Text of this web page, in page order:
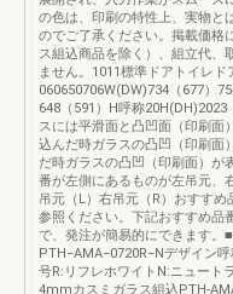
の色は、印刷の特性上、実物と
のでご了承ください。掲載価格
ス組込商品を除く）、組立代、
ません。1011標準ドアトイレド
060650706W(DW)734（677）
648（591）H呼称
スには平滑面と凸凹面（印刷面
込んだ時ガラスの凸凹（印刷面
だ時ガラスの凸凹（印刷面）
番が左側にあるものが左吊元、
吊元（L）右吊元（R）おすす
参照ください。下記おすすめ品
で、発注が簡易的にできます。
PTH−AMA−0720R−Nデザイン
号R:リフレホワイトN:ニュート
4mmカスミガラス組込PTH-